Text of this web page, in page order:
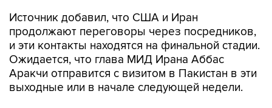
Источник добавил, что США и Иран
продолжают переговоры через посредников,
и эти контакты находятся на финальной стадии.
Ожидается, что глава МИД Ирана Аббас
Аракчи отправится с визитом в Пакистан в эти
выходные или в начале следующей недели.